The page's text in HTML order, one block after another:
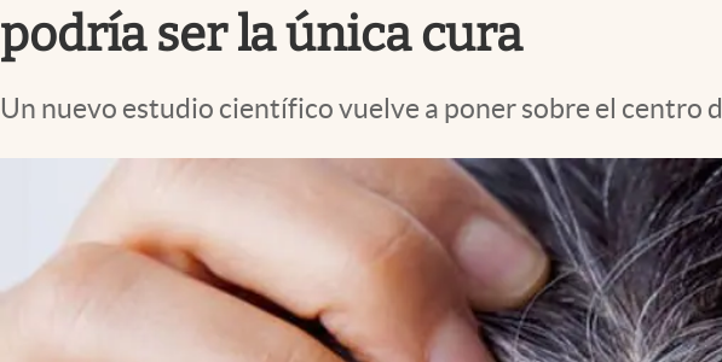
Tv
Espiritualidad
abre en nueva pestaña
podría ser la única cura
Un nuevo estudio científico vuelve a poner sobre el